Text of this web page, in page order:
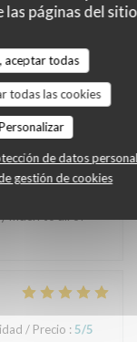
las páginas del
aceptar todas
todas las cookies
de datos
gestión de cookies
/ Precio:4/5
/ Precio:
a good time and
to all of
/ Precio : 5/5